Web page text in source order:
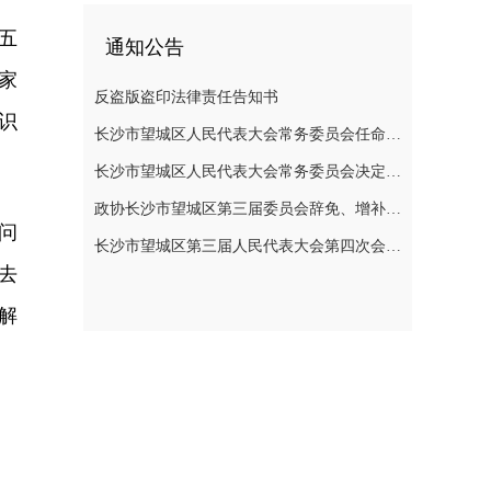
通知公告
反盗版盗印法律责任告知书
长沙市望城区人民代表大会常务委员会任命名单
长沙市望城区人民代表大会常务委员会决定任免名单
政协长沙市望城区第三届委员会辞免、增补政协委员的公告
长沙市望城区第三届人民代表大会第四次会议公告